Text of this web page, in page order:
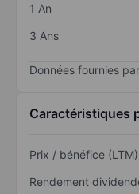
1 An
3 Ans
Données fournies par
Caractéristiques
Prix / bénéfice (LTM)
Rendement